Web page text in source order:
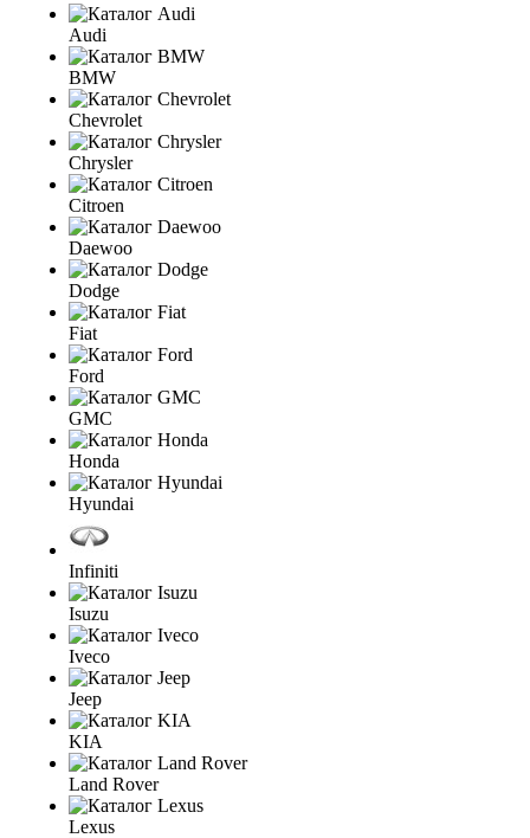
Audi
BMW
Chevrolet
Chrysler
Citroen
Daewoo
Dodge
Fiat
Ford
GMC
Honda
Hyundai
Infiniti
Isuzu
Iveco
Jeep
KIA
Land Rover
Lexus